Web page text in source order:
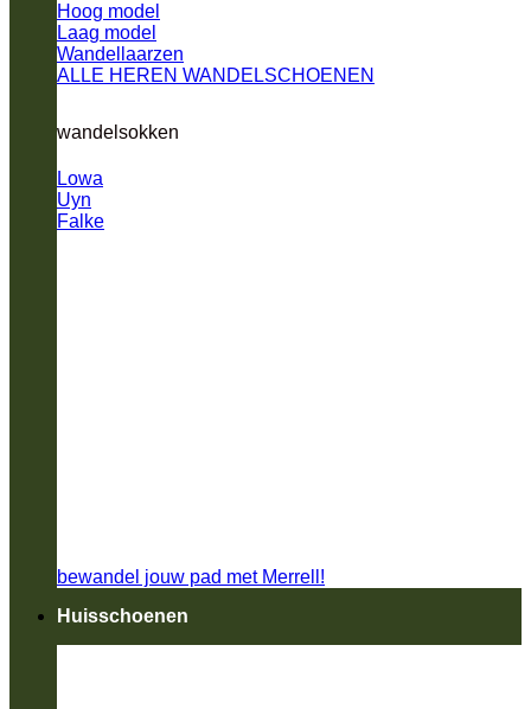
Hoog model
Laag model
Wandellaarzen
ALLE HEREN WANDELSCHOENEN
wandelsokken
Lowa
Uyn
Falke
bewandel jouw pad met Merrell!
Huisschoenen